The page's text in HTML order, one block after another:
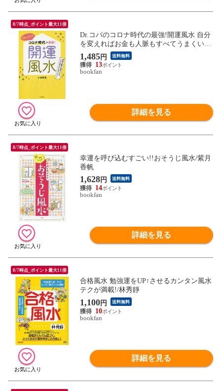
8/7時点_ポイント最大11倍
Dr.コパのコロナ時代の最強!開運風水 自分
を変えればお金も人脈もすべてうまくい
く!/小林祥晃
1,485円 送料無料
13
bookfan
詳細を見る
8/7時点_ポイント最大11倍
幸運を呼び込むすごい!!おそうじ風水/紫月
香帆
1,628円 送料無料
14
bookfan
詳細を見る
8/7時点_ポイント最大11倍
合格風水 勉強運をUP↑させるカンタン風水
テクが満載!/林秀靜
1,100円 送料無料
10
bookfan
詳細を見る